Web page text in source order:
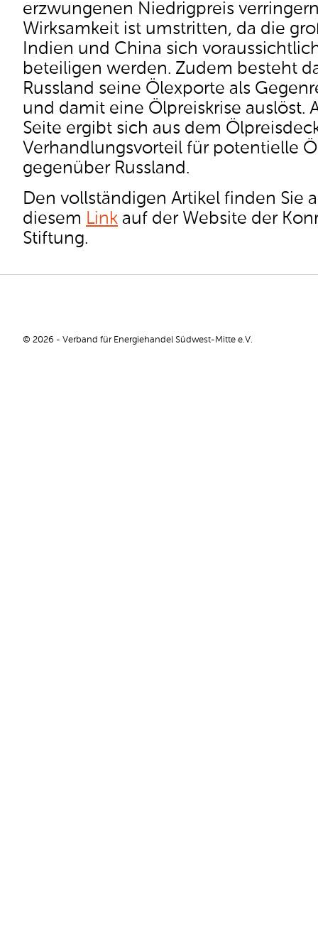
erzwungenen Niedrigpreis
Wirksamkeit ist umstritten, da die
Indien und China sich
beteiligen werden. Zudem besteht
Russland seine Ölexporte als
und damit eine Ölpreiskrise auslöst.
Seite ergibt sich aus dem
Verhandlungsvorteil für potentielle
gegenüber Russland.
Den vollständigen Artikel finden Sie
diesem Link auf der Website der
Stiftung.
© 2026 - Verband für Energiehandel Südwest-Mitte e.V.